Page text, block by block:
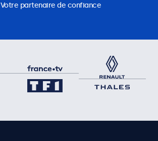
Votre partenaire de confiance